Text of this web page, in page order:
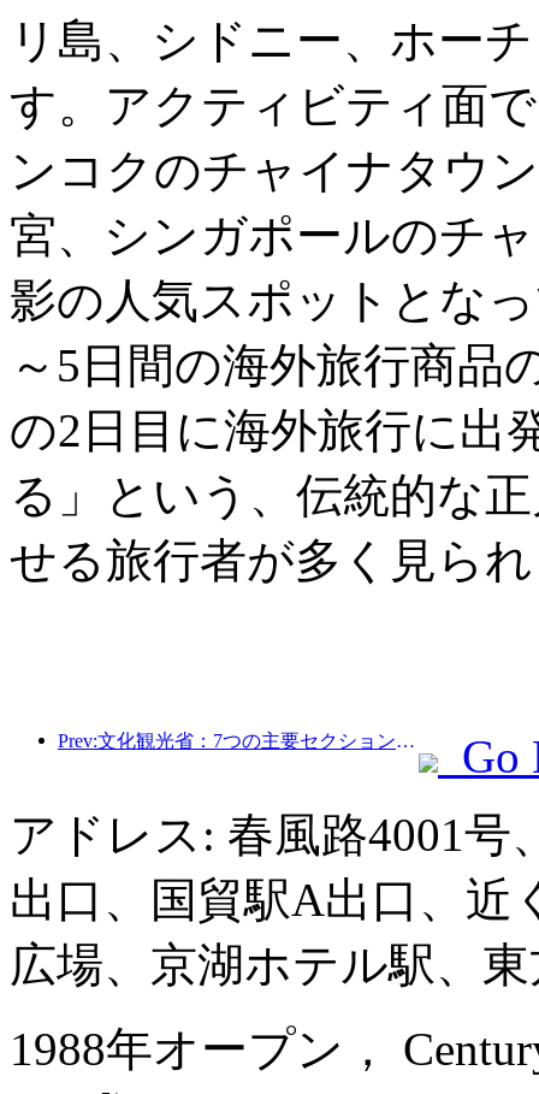
リ島、シドニー、ホー
す。アクティビティ面
ンコクのチャイナタウ
宮、シンガポールのチ
影の人気スポットとな
～5日間の海外旅行商品
の2日目に海外旅行に出
る」という、伝統的な
せる旅行者が多く見ら
Prev:文化観光省：7つの主要セクションで22のテーマ別活動を開始
Go
アドレス: 春風路4001号
出口、国貿駅A出口、近
広場、京湖ホテル駅、
1988年オープン，